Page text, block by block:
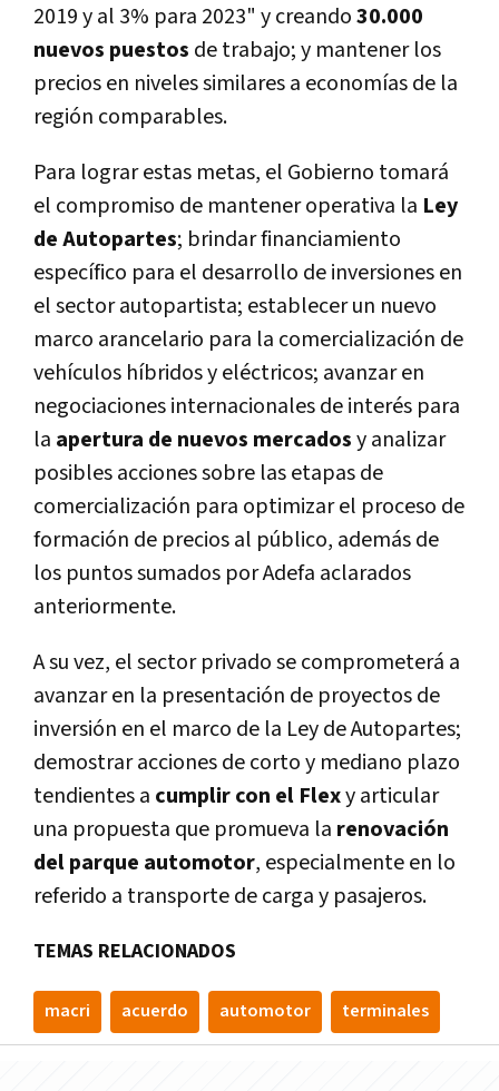
2019 y al 3% para 2023" y creando30.000
nuevos puestos de trabajo; y mantener los
precios en niveles similares a economías de la
región comparables.
Para lograr estas metas, el Gobierno tomará
el compromiso de mantener operativa la Ley
de Autopartes; brindar financiamiento
específico para el desarrollo de inversiones en
el sector autopartista; establecer un nuevo
marco arancelario para la comercialización de
vehículos híbridos y eléctricos; avanzar en
negociaciones internacionales de interés para
la apertura de nuevos mercadosy analizar
posibles acciones sobre las etapas de
comercialización para optimizar el proceso de
formación de precios al público, además de
los puntos sumados por Adefa aclarados
anteriormente.
A su vez, el sector privado se comprometerá a
avanzar en la presentación de proyectos de
inversión en el marco de la Ley de Autopartes;
demostrar acciones de corto y mediano plazo
tendientes a cumplir con el Flexy articular
una propuesta que promueva la renovación
del parque automotor, especialmente en lo
referido a transporte de carga y pasajeros.
TEMAS RELACIONADOS
macri acuerdo automotor terminales